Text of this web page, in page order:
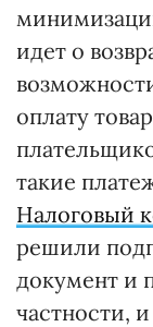
идет о
оплату
такие
Налоговый
решили
документ и
частности,